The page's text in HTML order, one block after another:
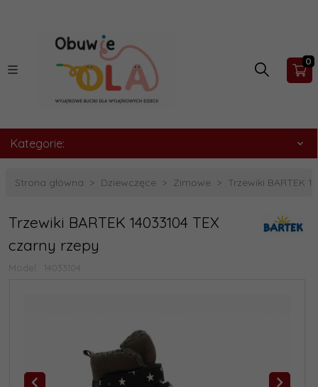
0
Kategorie:
Strona główna Dziewczęce Zimowe Trzewiki BARTEK
Trzewiki BARTEK 14033104 TEX
czarny rzepy
Model: 14033104